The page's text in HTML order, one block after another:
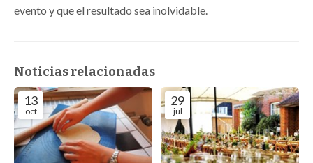
evento y que el resultado sea inolvidable.
Noticias relacionadas
13
oct
29
jul